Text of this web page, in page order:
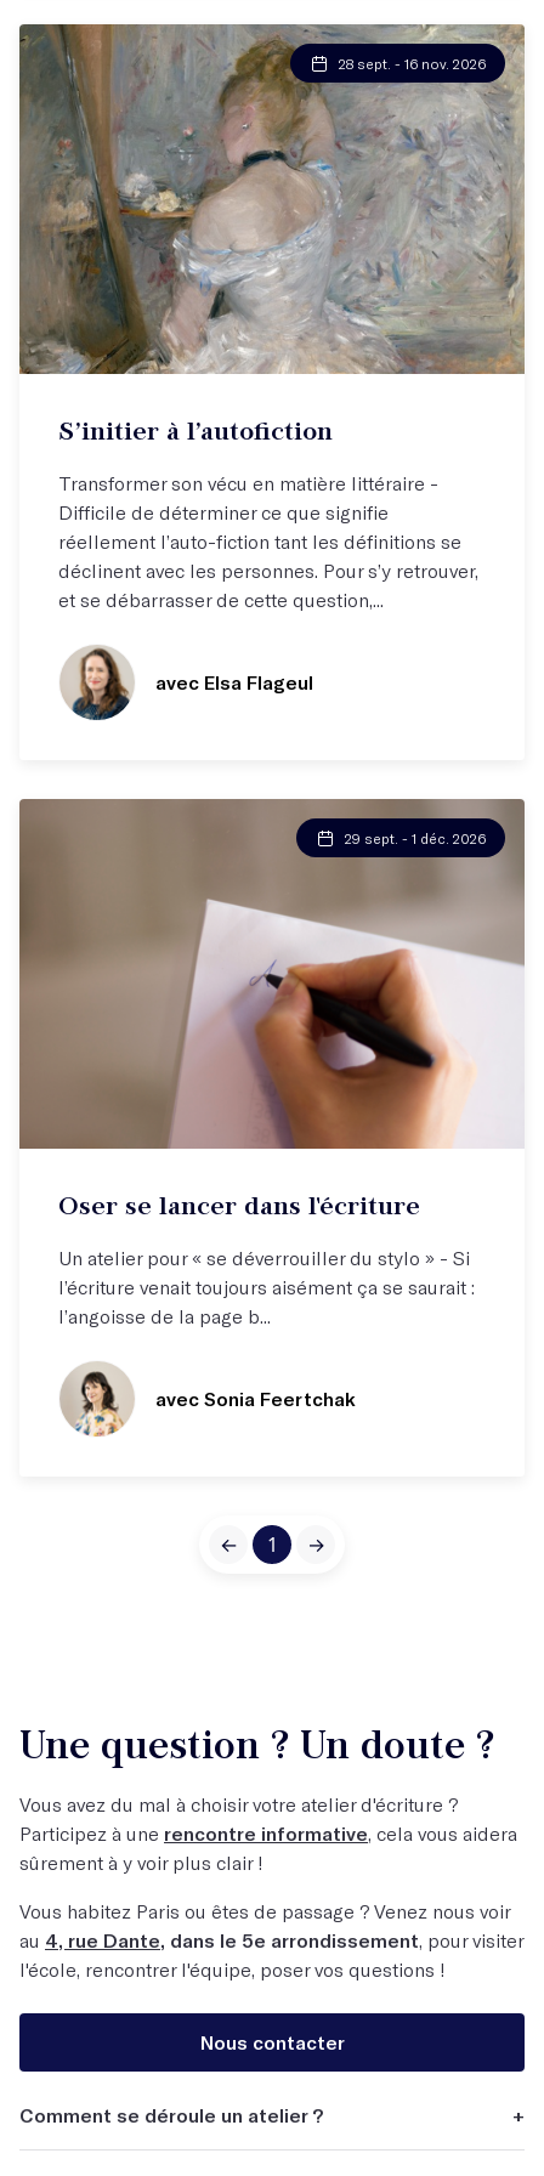
Venez écrire à partir de votre vécu !
28 sept. - 16 nov. 2026
S’initier à l’autofiction
Transformer son vécu en matière littéraire -
Difficile de déterminer ce que signifie
réellement l’auto-fiction tant les définitions se
déclinent avec les personnes. Pour s’y retrouver,
et se débarrasser de cette question,...
avec Elsa Flageul
Autrice plébiscitée par tout.es !
29 sept. - 1 déc. 2026
Oser se lancer dans l'écriture
Un atelier pour « se déverrouiller du stylo » - Si
l’écriture venait toujours aisément ça se saurait :
l’angoisse de la page b...
avec Sonia Feertchak
← 1 →
Une question ? Un doute ?
Vous avez du mal à choisir votre atelier d'écriture ?
Participez à une rencontre informative, cela vous aidera
sûrement à y voir plus clair !
Vous habitez Paris ou êtes de passage ? Venez nous voir
au 4, rue Dante, dans le 5e arrondissement, pour visiter
l'école, rencontrer l'équipe, poser vos questions !
Nous contacter
Comment se déroule un atelier ? +